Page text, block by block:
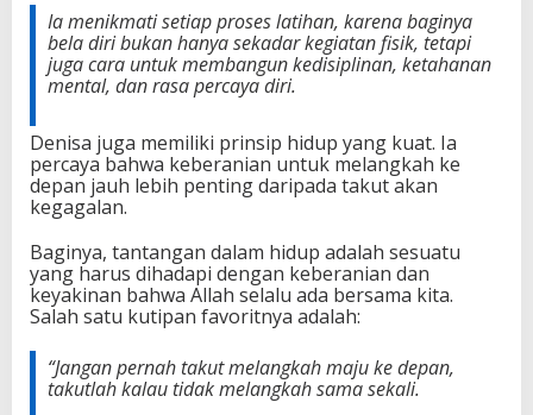
Ia menikmati setiap proses latihan, karena baginya
bela diri bukan hanya sekadar kegiatan fisik, tetapi
juga cara untuk membangun kedisiplinan, ketahanan
mental, dan rasa percaya diri.
Denisa juga memiliki prinsip hidup yang kuat. Ia
percaya bahwa keberanian untuk melangkah ke
depan jauh lebih penting daripada takut akan
kegagalan.
Baginya, tantangan dalam hidup adalah sesuatu
yang harus dihadapi dengan keberanian dan
keyakinan bahwa Allah selalu ada bersama kita.
Salah satu kutipan favoritnya adalah:
“Jangan pernah takut melangkah maju ke depan,
takutlah kalau tidak melangkah sama sekali.